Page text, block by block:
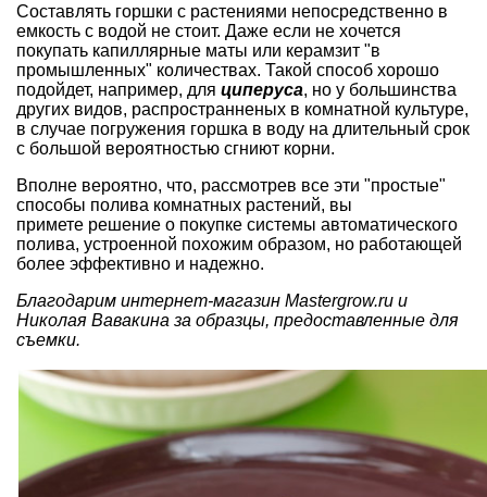
Составлять горшки с растениями непосредственно в
емкость с водой не стоит. Даже если не хочется
покупать капиллярные маты или керамзит "в
промышленных" количествах. Такой способ хорошо
подойдет, например, для циперуса, но у большинства
других видов, распространненых в комнатной культуре,
в случае погружения горшка в воду на длительный срок
с большой вероятностью сгниют корни.
Вполне вероятно, что, рассмотрев все эти "простые"
способы полива комнатных растений, вы
примете решение о покупке системы автоматического
полива, устроенной похожим образом, но работающей
более эффективно и надежно.
Благодарим интернет-магазин Mastergrow.ru и
Николая Вавакина за образцы, предоставленные для
съемки.